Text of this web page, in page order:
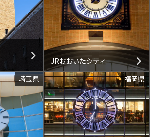
JRおおいたシティ
埼玉県
福岡県